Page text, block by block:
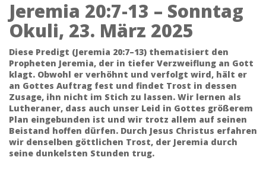
Jeremia 20:7-13 – Sonntag
Okuli, 23. März 2025
Diese Predigt (Jeremia 20:7–13) thematisiert den
Propheten Jeremia, der in tiefer Verzweiflung an Gott
klagt. Obwohl er verhöhnt und verfolgt wird, hält er
an Gottes Auftrag fest und findet Trost in dessen
Zusage, ihn nicht im Stich zu lassen. Wir lernen als
Lutheraner, dass auch unser Leid in Gottes größerem
Plan eingebunden ist und wir trotz allem auf seinen
Beistand hoffen dürfen. Durch Jesus Christus erfahren
wir denselben göttlichen Trost, der Jeremia durch
seine dunkelsten Stunden trug.